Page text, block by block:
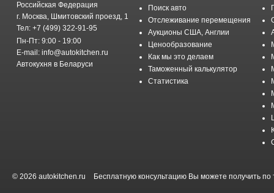
Российская Федерация
г. Москва, Шмитовский проезд, 1
Тел: +7 (499) 322-91-95
Пн-Пт: 9:00 - 19:00
E-mail: info@autokitchen.ru
Автокухня в Беларуси
Поиск авто
Отслеживание перемещения
Аукционы США, Англии
Ценообразование
Как мы это делаем
Таможенный калькулятор
Статистика
© 2026 autokitchen.ru Бесплатную консультацию Вы можете получить